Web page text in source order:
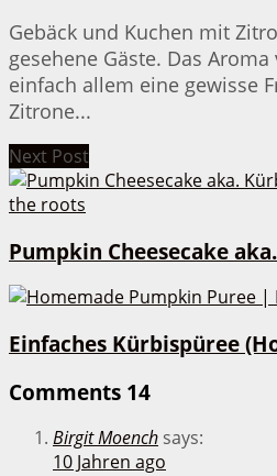
Gebäck und Kuchen mit
gesehene Gäste. Das
einfach allem eine gewisse
Zitrone...
Next Post
Pumpkin Cheesecake
Einfaches Kürbispüree
Comments 14
Birgit Moench says:
10 Jahren ago